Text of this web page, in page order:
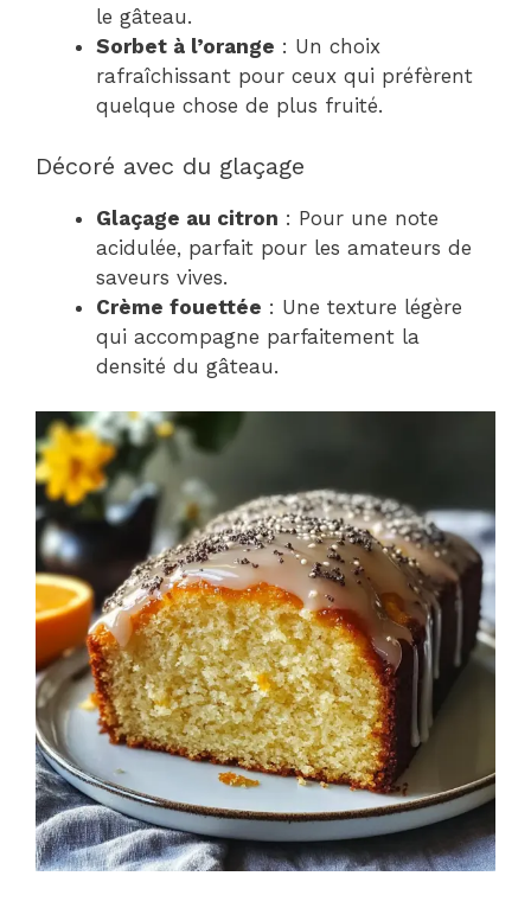
le gâteau.
Sorbet à l’orange : Un choix
rafraîchissant pour ceux qui préfèrent
quelque chose de plus fruité.
Décoré avec du glaçage
Glaçage au citron : Pour une note
acidulée, parfait pour les amateurs de
saveurs vives.
Crème fouettée : Une texture légère
qui accompagne parfaitement la
densité du gâteau.